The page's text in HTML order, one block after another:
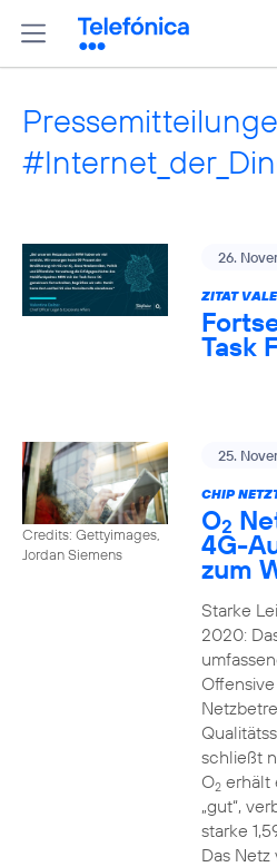
26.
ZITAT
Task
Credits: Gettyimages,
Jordan Siemens
25.
CHIP
O2
4G-
zum
Starke
2020:
schließt
O2erhält
„gut“,
starke
Das